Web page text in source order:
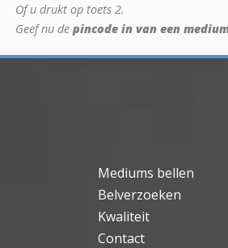
Of u drukt op toets 2.
Geef nu de pincode in van een
Mediums bellen
Belverzoeken
Kwaliteit
Contact